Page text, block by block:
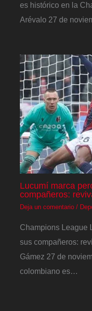
es histórico en la
Arévalo 27 de
Lucumí marca
compañeros:
Deja un comentario /
Champions League
sus compañeros:
Gámez 27 de
colombiano es…